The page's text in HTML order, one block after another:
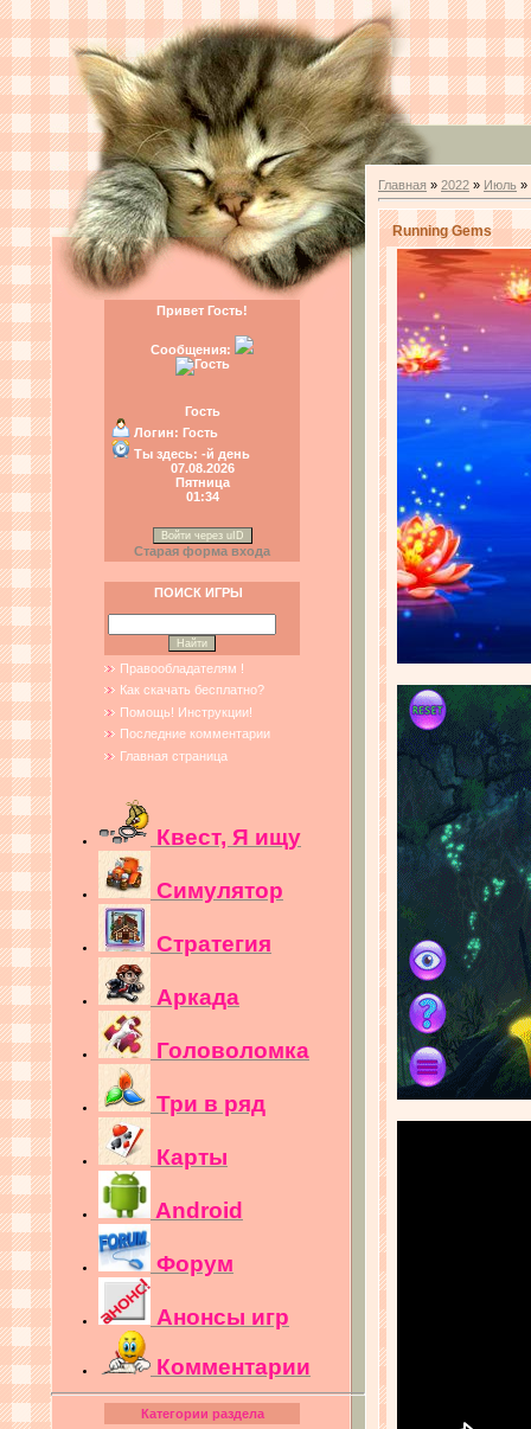
Привет Гость!
Сообщения:
Гость
Логин: Гость
Ты здесь: -й день
07.08.2026
Пятница
01:34
Войти через uID
Старая форма входа
ПОИСК ИГРЫ
Правообладателям !
Как скачать бесплатно?
Помощь! Инструкции!
Последние комментарии
Главная страница
Квест, Я ищу
Симулятор
Стратегия
Аркада
Головоломка
Три в ряд
Карты
Android
Форум
Анонсы игр
Комментарии
Категории раздела
Главная » 2022 » Июль »
Running Gems